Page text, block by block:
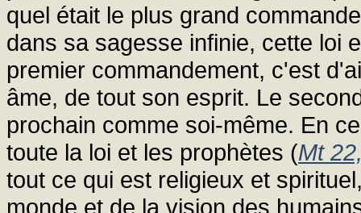
quel était le plus grand
dans sa sagesse infinie, cette loi
premier commandement, c'est
âme, de tout son esprit. Le
prochain comme soi-même. En
toute la loi et les prophètes (Mt
tout ce qui est religieux et
monde et de la vision des